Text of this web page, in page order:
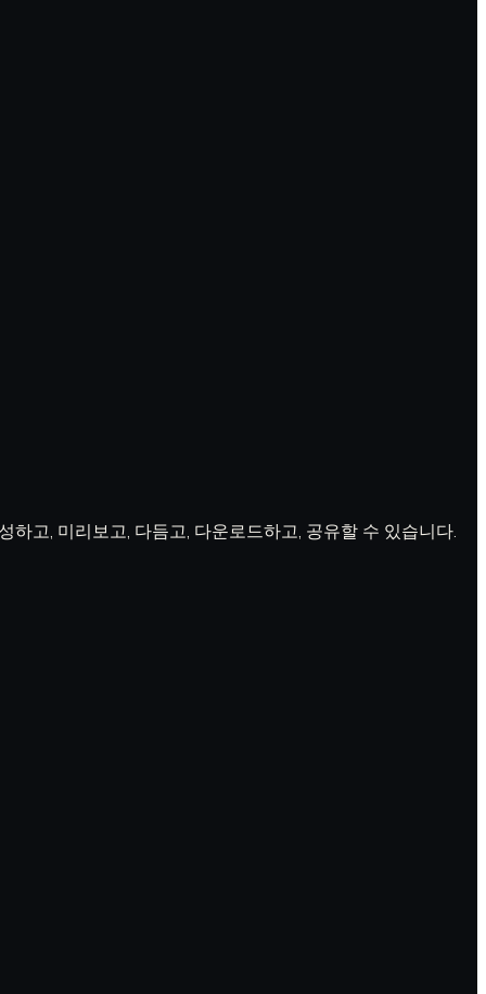
고, 미리보고, 다듬고, 다운로드하고, 공유할 수 있습니다.